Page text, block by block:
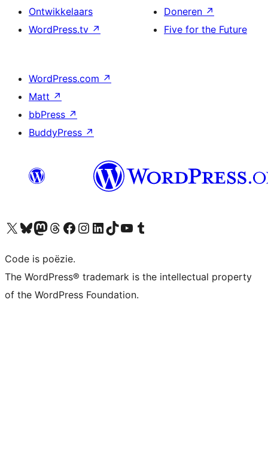
Ontwikkelaars
WordPress.tv ↗
Doneren ↗
Five for the Future
WordPress.com ↗
Matt ↗
bbPress ↗
BuddyPress ↗
Bezoek ons X (voorheen Twitter) account
Bezoek ons Bluesky account
Bezoek ons Mastodon account
Bezoek ons Threads account
Onze Facebook pagina bezoeken
Bezoek ons Instagram account
Bezoek ons LinkedIn account
Bezoek ons TikTok account
Bezoek ons YouTube kanaalBezoek ons Tumblr account
Code is poëzie.
The WordPress® trademark is the intellectual property
of the WordPress Foundation.